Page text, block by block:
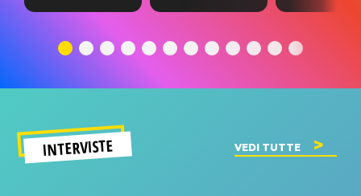
testo,
significato
traduzione e
del singolo
testo,
INTERVISTE VEDI TUTTE